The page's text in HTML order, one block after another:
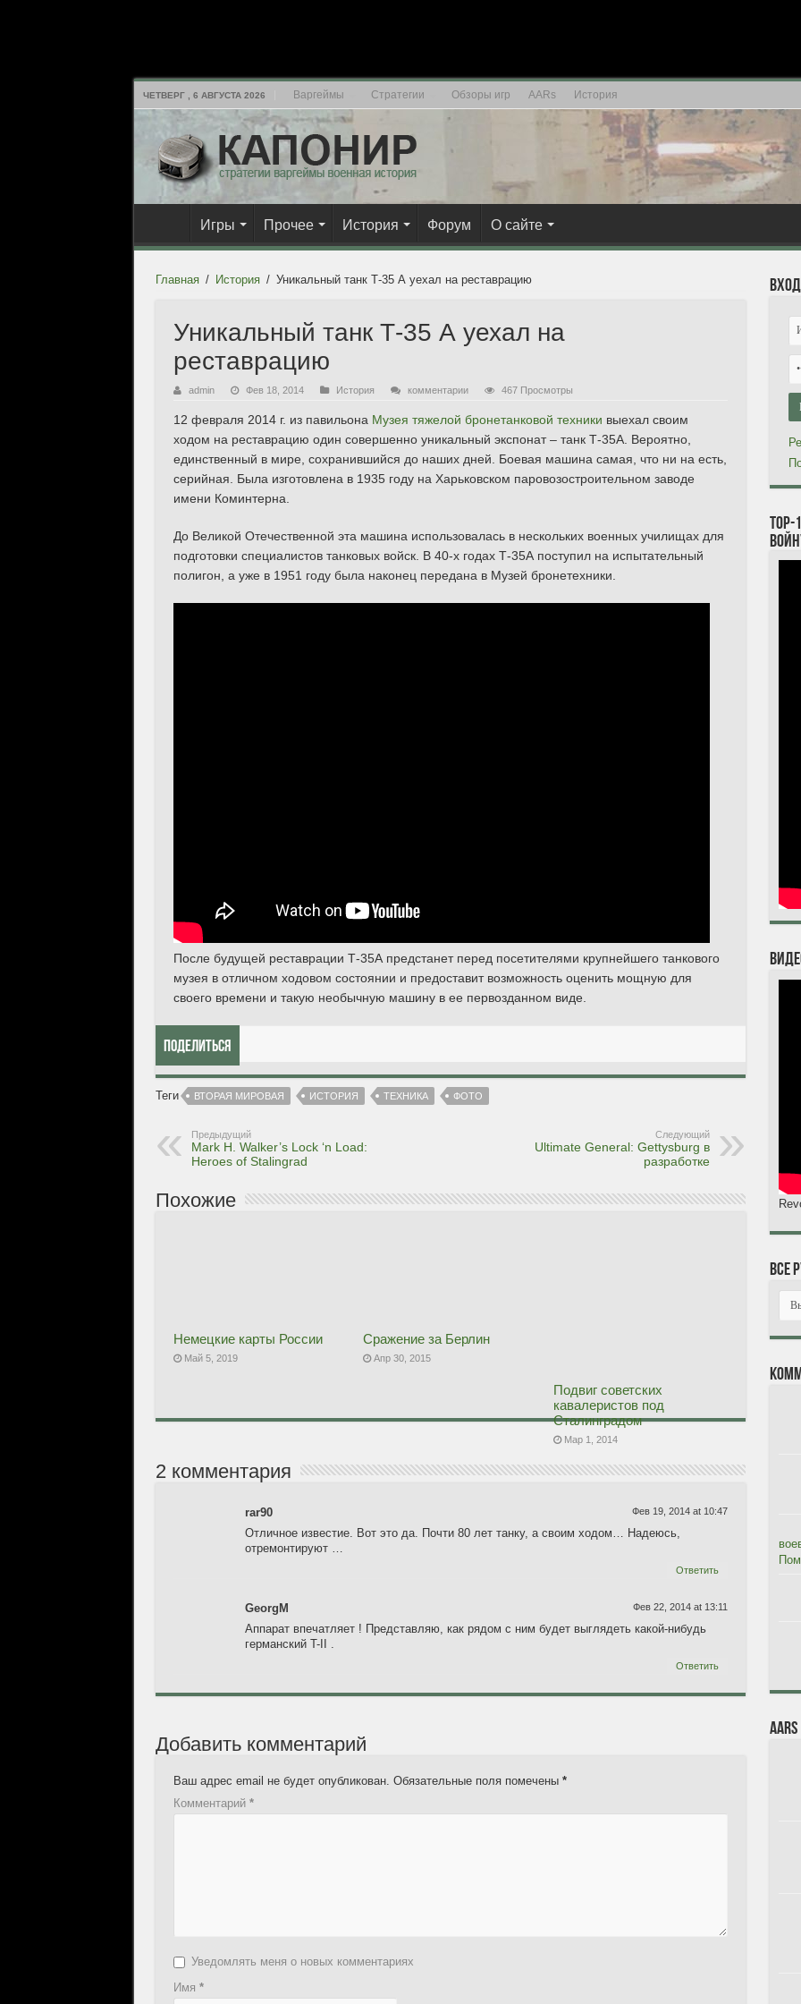
ЧЕТВЕРГ , 6 АВГУСТА 2026 Варгеймы Стратегии Обзоры игр AARs История
Игры Прочее История Форум О сайте
Главная / История / Уникальный танк Т-35 А уехал на реставрацию
Уникальный танк Т-35 А уехал на
реставрацию
admin Фев 18, 2014 История комментарии 467 Просмотры
12 февраля 2014 г. из павильона Музея тяжелой бронетанковой техники выехал своим
ходом на реставрацию один совершенно уникальный экспонат – танк Т-35А. Вероятно,
единственный в мире, сохранившийся до наших дней. Боевая машина самая, что ни на есть,
серийная. Была изготовлена в 1935 году на Харьковском паровозостроительном заводе
имени Коминтерна.
До Великой Отечественной эта машина использовалась в нескольких военных училищах для
подготовки специалистов танковых войск. В 40-х годах Т-35А поступил на испытательный
полигон, а уже в 1951 году была наконец передана в Музей бронетехники.
После будущей реставрации Т-35А предстанет перед посетителями крупнейшего танкового
музея в отличном ходовом состоянии и предоставит возможность оценить мощную для
своего времени и такую необычную машину в ее первозданном виде.
Поделиться
Теги ВТОРАЯ МИРОВАЯ ИСТОРИЯ ТЕХНИКА ФОТО
Предыдущий
Mark H. Walker’s Lock ‘n Load:
Heroes of Stalingrad
Следующий
Ultimate General: Gettysburg в
разработке
Похожие
Немецкие карты России
Май 5, 2019
Сражение за Берлин
Апр 30, 2015
Подвиг советских
кавалеристов под
Сталинградом
Мар 1, 2014
2 комментария
rar90 Фев 19, 2014 at 10:47
Отличное известие. Вот это да. Почти 80 лет танку, а своим ходом… Надеюсь,
отремонтируют …
Ответить
GeorgM Фев 22, 2014 at 13:11
Аппарат впечатляет ! Представляю, как рядом с ним будет выглядеть какой-нибудь
германский T-II .
Ответить
Добавить комментарий
Ваш адрес email не будет опубликован. Обязательные поля помечены *
Комментарий *
Уведомлять меня о новых комментариях
Имя *
Все
AARs